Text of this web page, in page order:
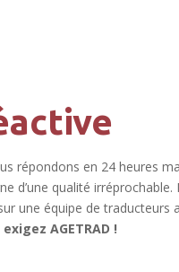
répondons en 24 heures
d’une qualité irréprochable.
une équipe de traducteurs
AGETRAD !